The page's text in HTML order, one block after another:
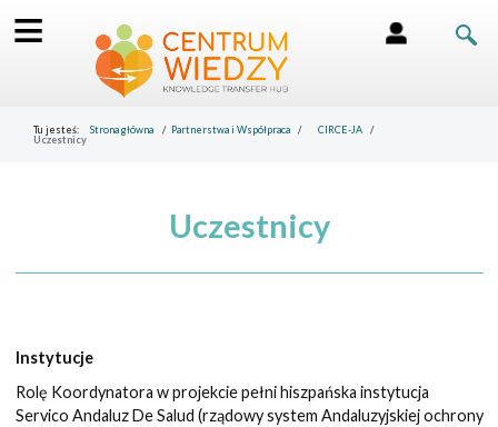
Tu jesteś: Strona główna Partnerstwa i Współpraca
CIRCE-JA
Uczestnicy
Uczestnicy
Instytucje
Rolę Koordynatora w projekcie pełni hiszpańska instytucja
Servico Andaluz De Salud (rządowy system Andaluzyjskiej ochrony
≡